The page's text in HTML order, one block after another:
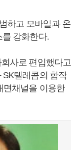
하고 모바일과 온
강화한다.
사로 편입했다고
SK텔레콤의 합작
면채널을 이용한